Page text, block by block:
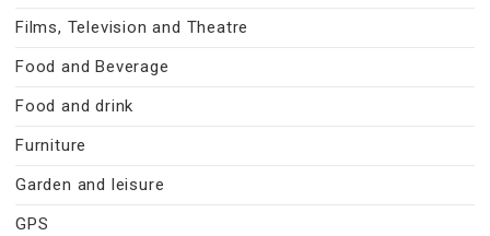
Films, Television and Theatre
Food and Beverage
Food and drink
Furniture
Garden and leisure
GPS